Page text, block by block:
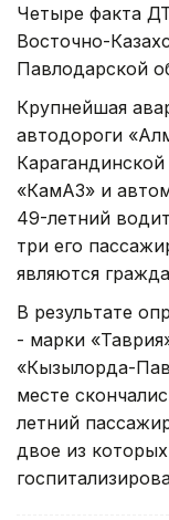
Четыре факта
Восточно-
Павлодарской
Крупнейшая
автодороги
«КамАЗ» и
49-летний
три его
являются
В результате
- марки
«Кызылорда-
месте
летний
двое из